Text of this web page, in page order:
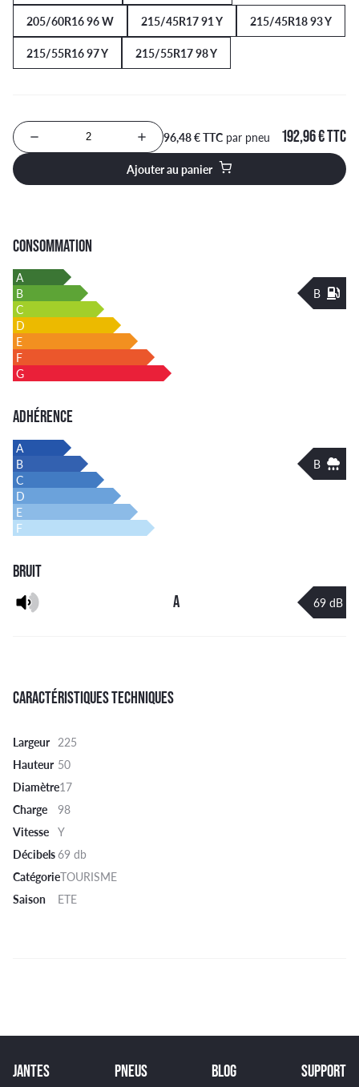
205/60R16 96 W
215/45R17 91 Y
215/45R18 93 Y
215/55R16 97 Y
215/55R17 98 Y
Nombre de produits à ajouter au panier
96,48 € TTC par pneu 192,96 € TTC
Ajouter au panier
CONSOMMATION
A
B
B
C
D
E
F
G
ADHÉRENCE
A
B
B
C
D
E
F
BRUIT
A
69 dB
CARACTÉRISTIQUES TECHNIQUES
Largeur 225
Hauteur 50
Diamètre17
Charge
98
Vitesse Y
Décibels69 db
CatégorieTOURISME
Saison
ETE
JANTES PNEUS BLOG SUPPORT